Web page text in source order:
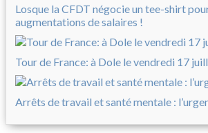
Losque la CFDT négocie un tee-shirt
augmentations de salaires !
Tour de France: à Dole le vendredi 17
Arrêts de travail et santé mentale :